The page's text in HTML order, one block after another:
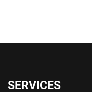
SERVICES